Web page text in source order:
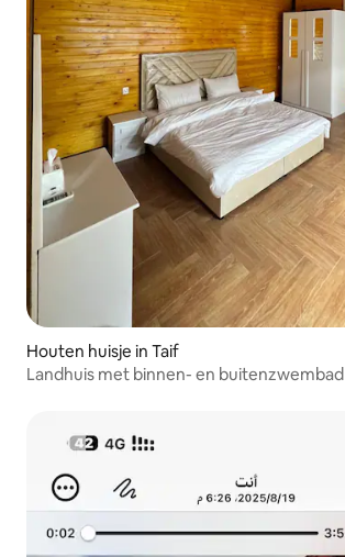
Houten huisje in Taif
Landhuis met binnen- en buitenzwembad